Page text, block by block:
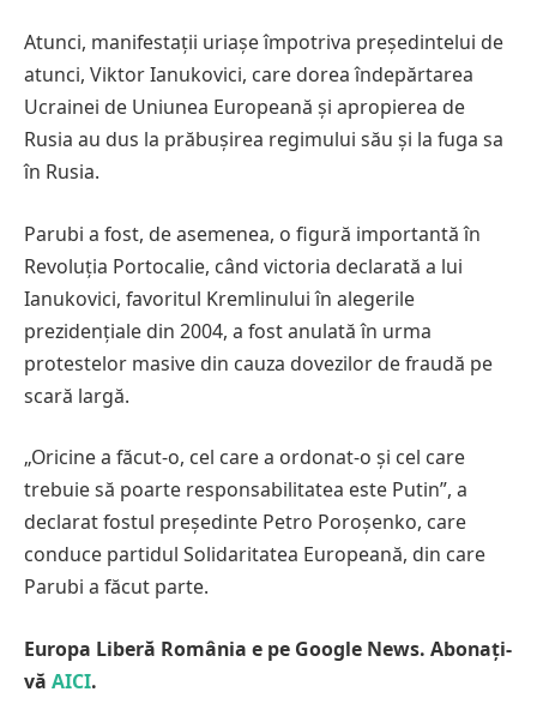
Atunci, manifestații uriașe împotriva președintelui de
atunci, Viktor Ianukovici, care dorea îndepărtarea
Ucrainei de Uniunea Europeană și apropierea de
Rusia au dus la prăbușirea regimului său și la fuga sa
în Rusia.
Parubi a fost, de asemenea, o figură importantă în
Revoluția Portocalie, când victoria declarată a lui
Ianukovici, favoritul Kremlinului în alegerile
prezidențiale din 2004, a fost anulată în urma
protestelor masive din cauza dovezilor de fraudă pe
scară largă.
„Oricine a făcut-o, cel care a ordonat-o și cel care
trebuie să poarte responsabilitatea este Putin”, a
declarat fostul președinte Petro Poroșenko, care
conduce partidul Solidaritatea Europeană, din care
Parubi a făcut parte.
Europa Liberă România e pe Google News. Abonați-
vă AICI.